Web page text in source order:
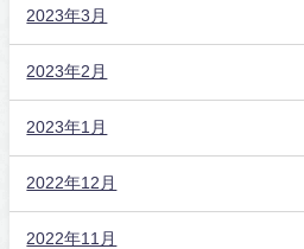
2023年3月
2023年2月
2023年1月
2022年12月
2022年11月